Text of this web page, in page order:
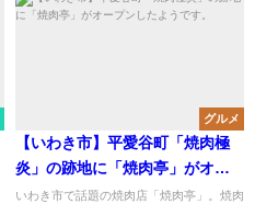
グルメ
【いわき市】平愛谷町「焼肉極
炎」の跡地に「焼肉亭」がオー
プンしたようです。
いわき市で話題の焼肉店「焼肉亭」。焼肉